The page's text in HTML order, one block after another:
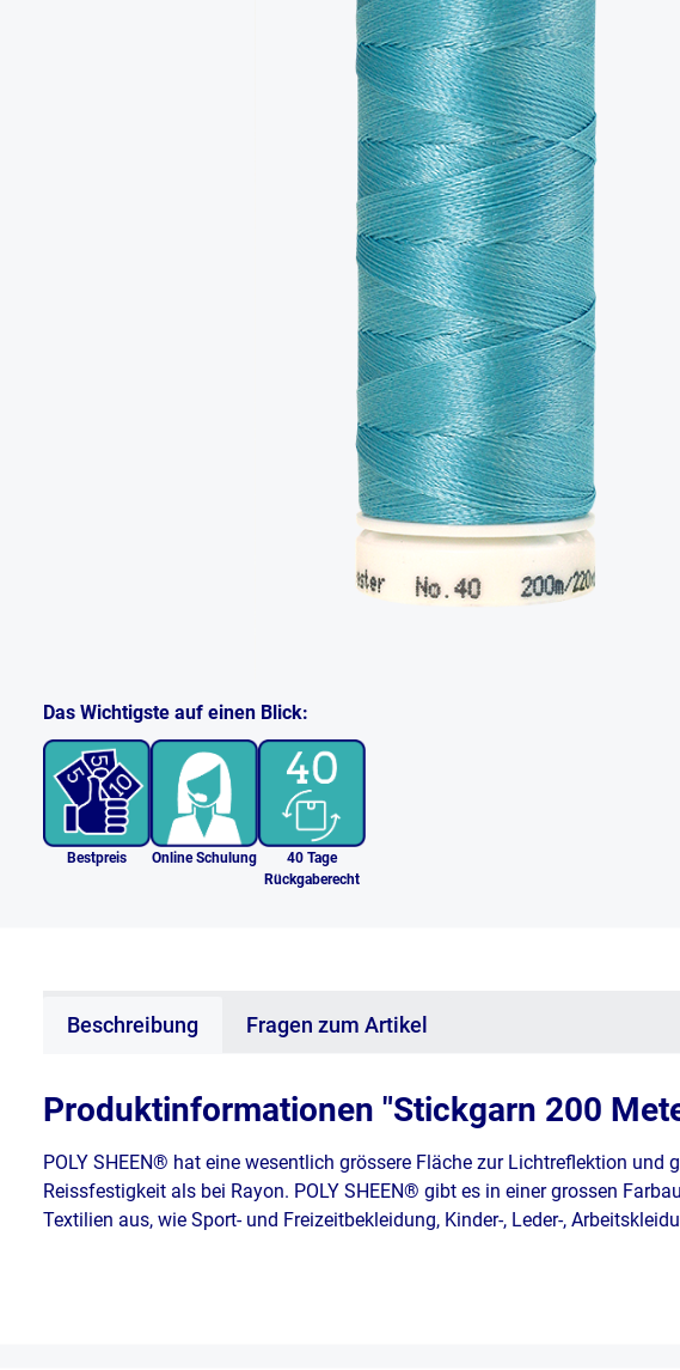
Das Wichtigste auf einen Blick:
Bestpreis Online Schulung
40 Tage
Rückgaberecht
Beschreibung Fragen zum Artikel
Produktinformationen "Stickgarn 200
POLY SHEEN® hat eine wesentlich grössere Fläche zur Lichtreflektion
Reissfestigkeit als bei Rayon. POLY SHEEN® gibt es in einer grossen
Textilien aus, wie Sport- und Freizeitbekleidung, Kinder-, Leder-,